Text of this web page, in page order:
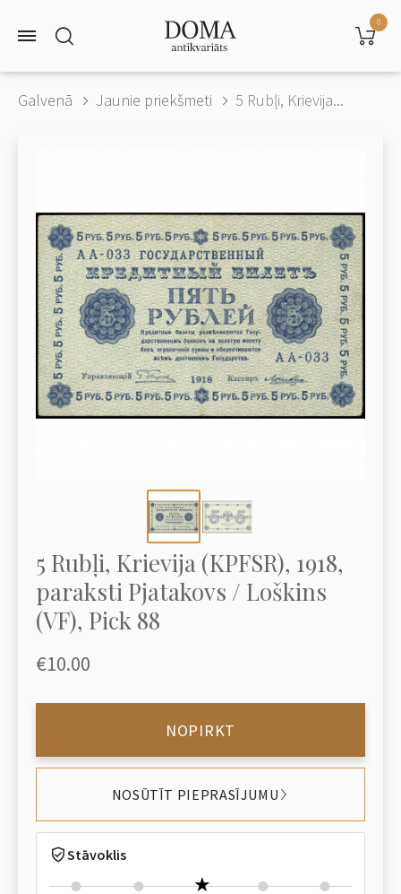
0
Galvenā Jaunie priekšmeti 5 Rubļi, Krievija...
5 Rubļi, Krievija (KPFSR), 1918,
paraksti Pjatakovs / Loškins
(VF), Pick 88
€10.00
NOPIRKT
NOSŪTĪT PIEPRASĪJUMU
Stāvoklis